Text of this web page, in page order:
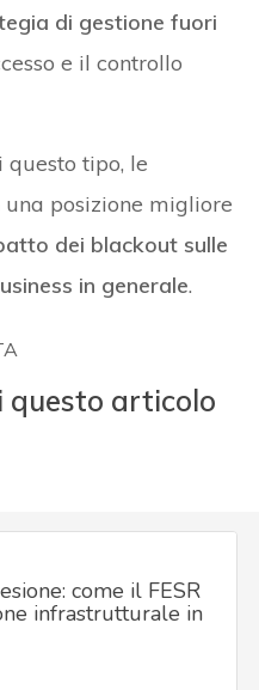
di gestione fuori
e il controllo
tipo, le
posizione migliore
dei blackout sulle
in generale.
articolo
come il FESR
infrastrutturale in